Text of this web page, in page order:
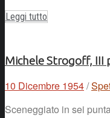
Leggi tutto
Michele Strogoff, III
10 Dicembre 1954/
Sceneggiato in sei